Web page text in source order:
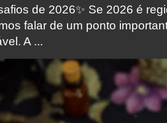
de 2026✨️ Se 2026 é
falar de um ponto
A ...